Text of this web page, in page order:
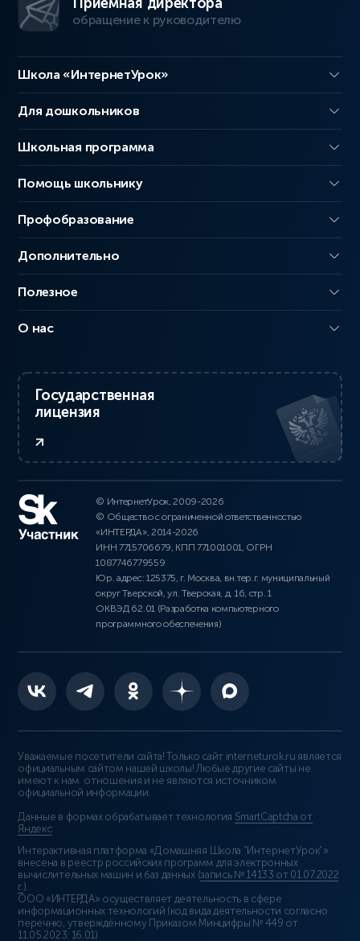
Приемная директора
обращение к руководителю
Школа «ИнтернетУрок»
Для дошкольников
Школьная программа
Помощь школьнику
Профобразование
Дополнительно
Полезное
О нас
Государственная
лицензия
© ИнтернетУрок, 2009-2026
© Общество с ограниченной ответственностью
«ИНТЕРДА», 2014-2026
ИНН 7715706679, КПП 771001001, ОГРН
1087746779559
Юр. адрес: 125375, г. Москва, вн.тер.г. муниципальный
округ Тверской, ул. Тверская, д. 16, стр. 1
ОКВЭД 62.01 (Разработка компьютерного
программного обеспечения)
Уважаемые посетители сайта! Только сайт interneturok.ru является
официальным сайтом нашей школы! Любые другие сайты не
имеют к нам отношения и не являются источником
официальной информации.
Данные в формах обрабатывает технология SmartCaptcha от
Яндекс
Интерактивная платформа «Домашняя Школа “ИнтернетУрок”»
внесена в реестр российских программ для электронных
вычислительных машин и баз данных (запись № 14133 от 01.07.2022
г.).
ООО «ИНТЕРДА» осуществляет деятельность в сфере
информационных технологий (код вида деятельности согласно
перечню, утверждённому Приказом Минцифры № 449 от
11.05.2023: 16.01)